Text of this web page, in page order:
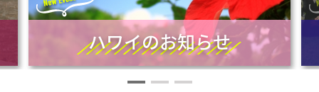
ハワイのお知らせ